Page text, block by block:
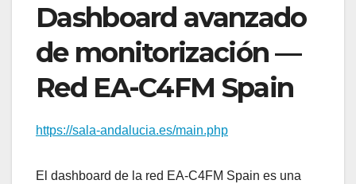
Dashboard avanzado
de monitorización —
Red EA-C4FM Spain
https://sala-andalucia.es/main.php
El dashboard de la red EA-C4FM Spain es una